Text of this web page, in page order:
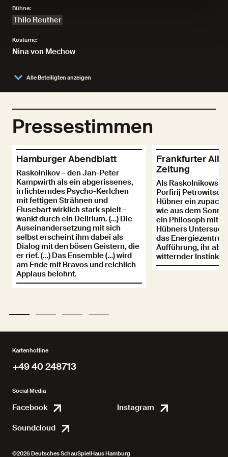
Alle Beteiligten anzeigen
Bühne:
Thilo Reuther
Kostüme:
Nina von Mechow
Pressestimmen
Hamburger Abendblatt
Raskolnikov – den Jan-Peter
Kampwirth als ein abgerissenes,
irrlichterndes Psycho-Kerlchen
mit fettigen Strähnen und
Flusebart wirklich stark spielt –
wankt durch ein Delirium. (…) Die
Auseinandersetzung mit sich
selbst erscheint ihm dabei als
Dialog mit den bösen Geistern, die
er rief. (…) Das Ensemble (…) wird
am Ende mit Bravos und reichlich
Applaus belohnt.
Frankfurter
Zeitung
Als Raskolnikows
Porfirij Petrowitsch
Hübner ein
wie aus dem
ein Philosoph mit
Hübners
das
Aufführung, ihr
witternder Instinkt.
Kartenhotline
+49 40 248713
Social Media
Facebook FacebookInstagram
Soundcloud
©2026 Deutsches SchauSpielHaus Hamburg